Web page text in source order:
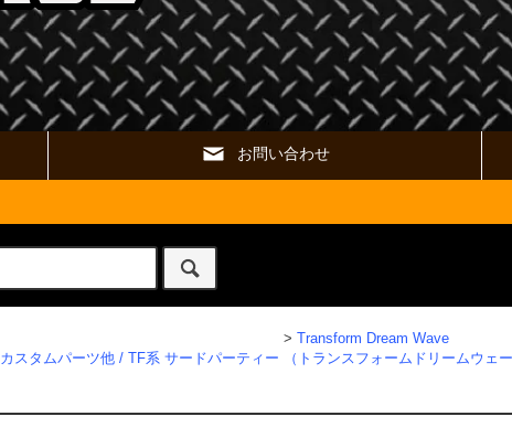
お問い合わせ
カスタムパーツ他 / TF系 サードパーティー
>
Transform Dream Wave
（トランスフォームドリームウェー